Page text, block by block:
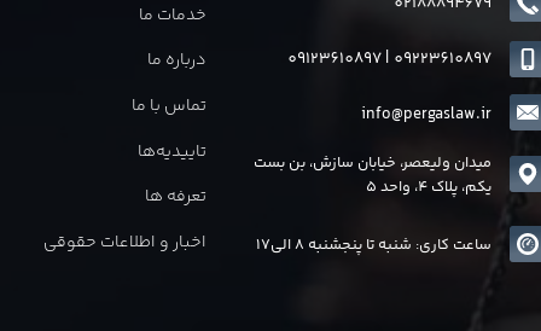
خدمات ما
درباره ما
تماس با ما
تاییدیه‌ها
تعرفه ها
اخبار و اطلاعات حقوقی
info@pergaslaw.ir
09123610897| 09223610897
میدان ولیعصر، خیابان سازش، بن بست
یکم، پلاک 4، واحد 5
ساعت کاری: شنبه تا پنجشنبه 8 الی17